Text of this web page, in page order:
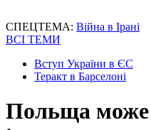
СПЕЦТЕМА: Війна в Ірані
ВСІ ТЕМИ
Вступ України в ЄС
Теракт в Барселоні
Польща може